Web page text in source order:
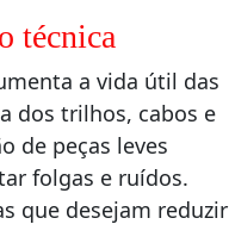
técnica
a vida útil das
dos trilhos, cabos e
de peças leves
folgas e ruídos.
que desejam reduzir